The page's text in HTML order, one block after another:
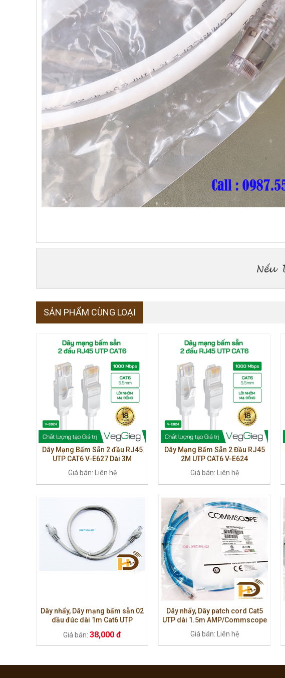
SẢN PHẨM CÙNG LOẠI
Dây Mạng Bấm Sẵn 2 đầu RJ45
UTP CAT6 V-E627 Dài 3M
Giá bán: Liên hệ
Dây Mạng Bấm Sẵn 2 Đầu RJ45
2M UTP CAT6 V-E624
Giá bán: Liên hệ
Dây nhẩy, Dây mạng bấm sẵn 02
dầu đúc dài 1m Cat6 UTP
Giá bán: 38,000 đ
Dây nhẩy, Dây patch cord Cat5
UTP dài 1.5m AMP/Commscope
Giá bán: Liên hệ